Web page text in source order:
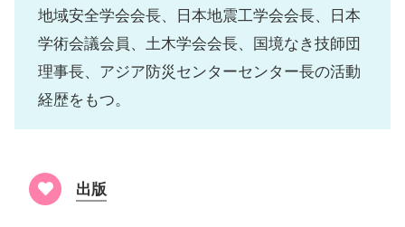
地域安全学会会長、日本地震工学会会長、日本
学術会議会員、土木学会会長、国境なき技師団
理事長、アジア防災センターセンター長の活動
経歴をもつ。
出版